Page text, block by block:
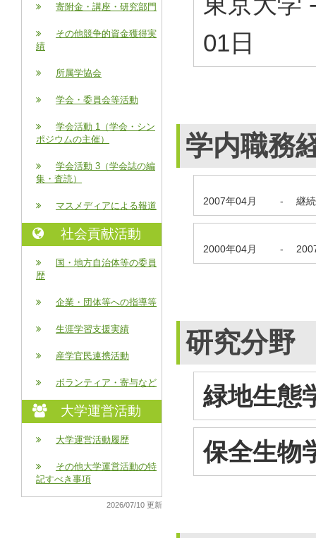
寄附金・講座・研究部門
その他競争的資金獲得実
績
所属学協会
学会・委員会等活動
学会活動 1（学会・シン
ポジウムの主催）
学会活動 3（学会誌の編
集・査読）
マスメディアによる報道
社会貢献活動
国・地方自治体等の委員
歴
企業・団体等への指導等
生涯学習支援実績
産学官民連携活動
ボランティア・寄与など
大学運営活動
大学運営活動履歴
その他大学運営活動の特
記すべき事項
2026/07/10 更新
01日
学内職務
2007年04月 - 継
2000年04月 -
研究分野
緑地生態
保全生物